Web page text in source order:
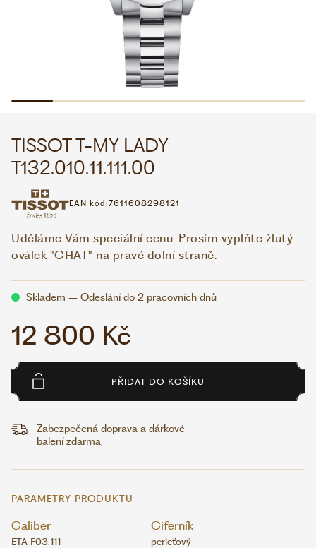
WHATSAPP
VOLEJTE 9:00–18:00+420 775 138 346
TISSOT T-MY LADY
T132.010.11.111.00
EAN kód:7611608298121
Uděláme Vám speciální cenu. Prosím vyplňte žlutý
oválek "CHAT" na pravé dolní straně.
Skladem – Odeslání do 2 pracovních dnů
12 800 Kč
PŘIDAT DO KOŠÍKU
Zabezpečená doprava a dárkové
balení zdarma.
PARAMETRY PRODUKTU
Caliber
ETA F03.111
Ciferník
perleťový